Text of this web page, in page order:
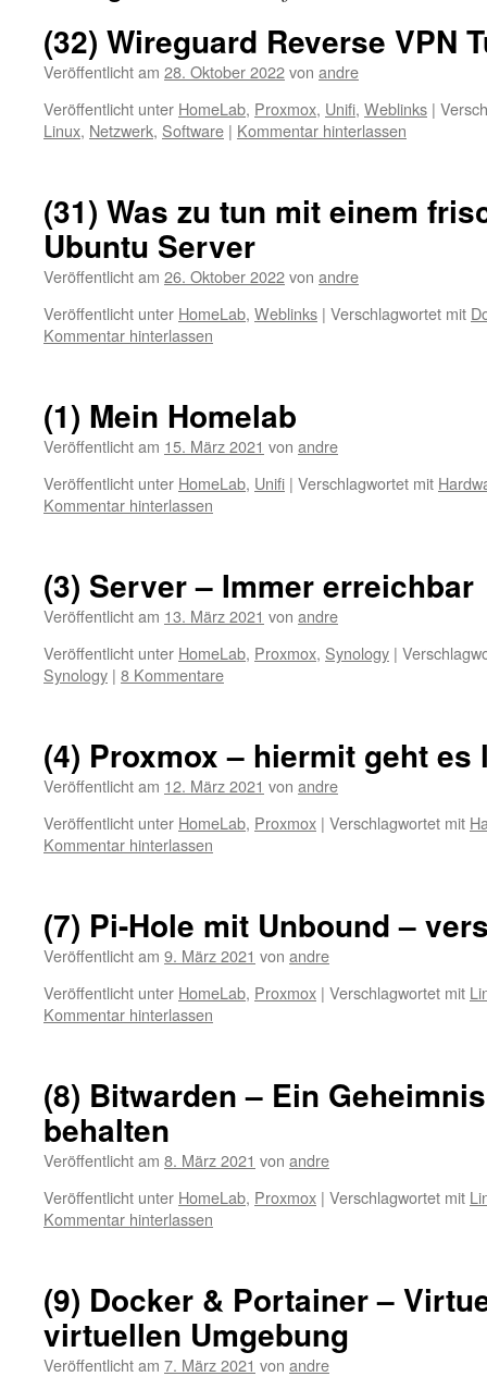
(32) Wireguard Reverse VPN
Veröffentlicht am 28. Oktober 2022von andre
Veröffentlicht unter HomeLab, Proxmox, Unifi, Weblinks |
Linux, Netzwerk, Software | Kommentar hinterlassen
(31) Was zu tun mit einem
Ubuntu Server
Veröffentlicht am 26. Oktober 2022von andre
Veröffentlicht unter HomeLab, Weblinks | Verschlagwortet mit
Kommentar hinterlassen
(1) Mein Homelab
Veröffentlicht am 15. März 2021 von andre
Veröffentlicht unter HomeLab, Unifi | Verschlagwortet mit
Kommentar hinterlassen
(3) Server – Immer erreichbar
Veröffentlicht am 13. März 2021 von andre
Veröffentlicht unter HomeLab, Proxmox, Synology |
Synology | 8 Kommentare
(4) Proxmox – hiermit geht
Veröffentlicht am 12. März 2021 von andre
Veröffentlicht unter HomeLab, Proxmox | Verschlagwortet mit
Kommentar hinterlassen
(7) Pi-Hole mit Unbound –
Veröffentlicht am 9. März 2021 von andre
Veröffentlicht unter HomeLab, Proxmox | Verschlagwortet mit
Kommentar hinterlassen
(8) Bitwarden – Ein
behalten
Veröffentlicht am 8. März 2021 von andre
Veröffentlicht unter HomeLab, Proxmox | Verschlagwortet mit
Kommentar hinterlassen
(9) Docker & Portainer –
virtuellen Umgebung
Veröffentlicht am 7. März 2021 von andre